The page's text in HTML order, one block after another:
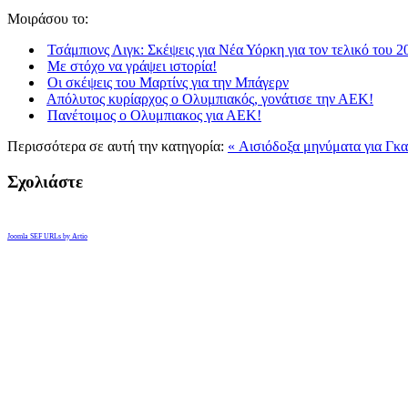
Μοιράσου το:
Τσάμπιονς Λιγκ: Σκέψεις για Νέα Υόρκη για τον τελικό του
Με στόχο να γράψει ιστορία!
Οι σκέψεις του Μαρτίνς για την Μπάγερν
Απόλυτος κυρίαρχος ο Ολυμπιακός, γονάτισε την ΑΕΚ!
Πανέτοιμος ο Oλυμπιακος για ΑΕΚ!
Περισσότερα σε αυτή την κατηγορία: « Aισιόδοξα μηνύματα για
Σχολιάστε
Joomla SEF URLs by Artio